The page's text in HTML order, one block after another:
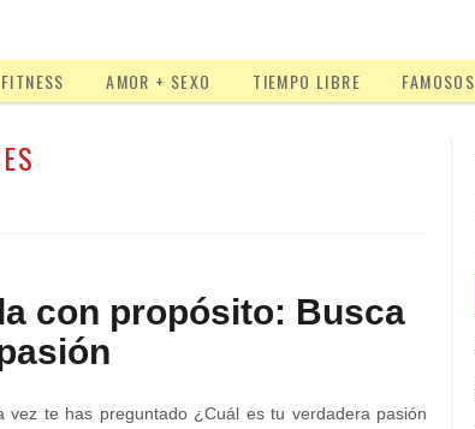
FITNESS AMOR + SEXO TIEMPO LIBRE FAMOSOS
con propósito: Busca
vez te has preguntado ¿Cuál es tu verdadera pasión